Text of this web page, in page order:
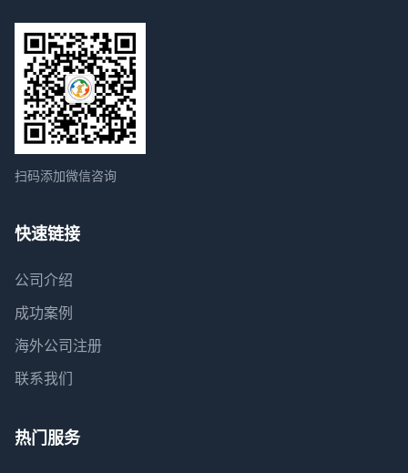
扫码添加微信咨询
快速链接
公司介绍
成功案例
海外公司注册
联系我们
热门服务